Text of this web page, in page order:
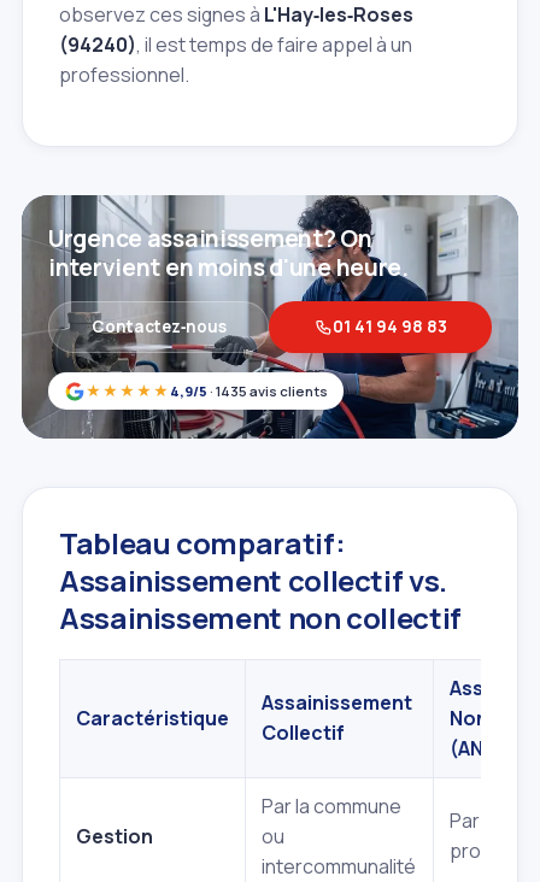
observez ces signes à L'Hay‑les‑Roses
(94240), il est temps de faire appel à un
professionnel.
★★★★★ 4,9/5 · 1435 avis clients
Urgence assainissement? On
intervient en moins d'une heure.
Contactez‑nous 01 41 94 98 83
Tableau comparatif:
Assainissement collectif vs.
Assainissement non collectif
Caractéristique
Assainissement
Collectif
Non
(ANC)
Gestion
Par la commune
ou
intercommunalité
Par le